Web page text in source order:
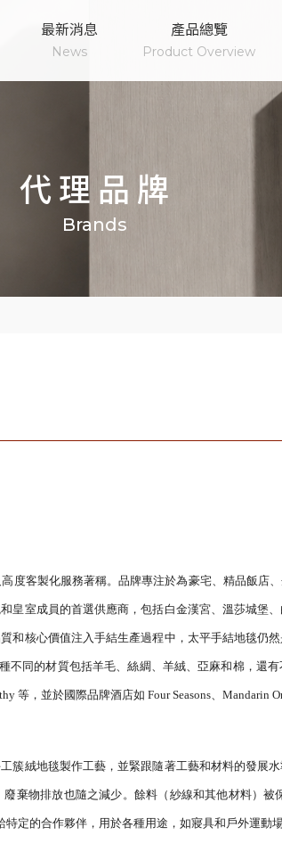
最新消息
News
產品總覽
Product Overview
代理品牌
Brands
度客製化服務著稱。品牌專注於為豪宅、精品飯店
室成員的首選供應商，包括白金漢宮、溫莎城堡
核心價值注入手結生產過程中，太平手結地毯仍
同的材質包括羊毛、絲綢、羊絨、亞麻和棉，還
等，並於國際品牌酒店如 Four Seasons、Mandarin
絨地毯製作工藝，並緊跟隨著工藝和材料的發展
棄物排放也隨之減少。餘料（紗線和其他材料）
定的合作夥伴，用於各種用途，如寢具和戶外運動